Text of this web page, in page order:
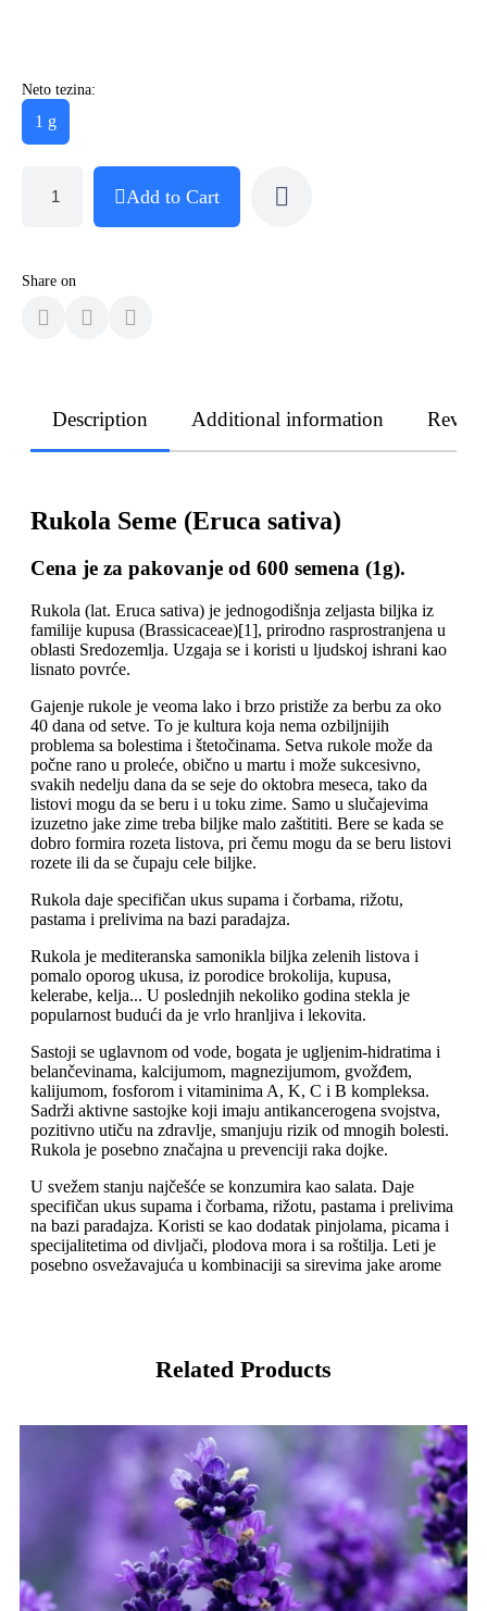
Neto tezina:
1 g
Add to Cart
Share on
Description Additional information
Rukola Seme (Eruca sativa)
Cena je za pakovanje od 600 semena (1g).
Rukola (lat. Eruca sativa) je jednogodišnja zeljasta biljka iz
familije kupusa (Brassicaceae)[1], prirodno rasprostranjena u
oblasti Sredozemlja. Uzgaja se i koristi u ljudskoj ishrani kao
lisnato povrće.
Gajenje rukole je veoma lako i brzo pristiže za berbu za oko
40 dana od setve. To je kultura koja nema ozbiljnijih
problema sa bolestima i štetočinama. Setva rukole može da
počne rano u proleće, obično u martu i može sukcesivno,
svakih nedelju dana da se seje do oktobra meseca, tako da
listovi mogu da se beru i u toku zime. Samo u slučajevima
izuzetno jake zime treba biljke malo zaštititi. Bere se kada se
dobro formira rozeta listova, pri čemu mogu da se beru listovi
rozete ili da se čupaju cele biljke.
Rukola daje specifičan ukus supama i čorbama, rižotu,
pastama i prelivima na bazi paradajza.
Rukola je mediteranska samonikla biljka zelenih listova i
pomalo oporog ukusa, iz porodice brokolija, kupusa,
kelerabe, kelja... U poslednjih nekoliko godina stekla je
popularnost budući da je vrlo hranljiva i lekovita.
Sastoji se uglavnom od vode, bogata je ugljenim-hidratima i
belančevinama, kalcijumom, magnezijumom, gvožđem,
kalijumom, fosforom i vitaminima A, K, C i B kompleksa.
Sadrži aktivne sastojke koji imaju antikancerogena svojstva,
pozitivno utiču na zdravlje, smanjuju rizik od mnogih bolesti.
Rukola je posebno značajna u prevenciji raka dojke.
U svežem stanju najčešće se konzumira kao salata. Daje
specifičan ukus supama i čorbama, rižotu, pastama i prelivima
na bazi paradajza. Koristi se kao dodatak pinjolama, picama i
specijalitetima od divljači, plodova mora i sa roštilja. Leti je
posebno osvežavajuća u kombinaciji sa sirevima jake arome
Related Products